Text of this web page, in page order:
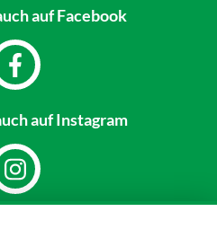
auf Facebook
auf Instagram